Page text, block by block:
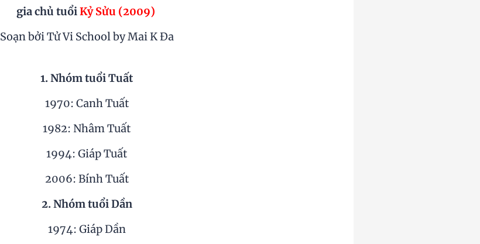
gia chủ tuổiKỷ Sửu (2009)
Soạn bởi Tử Vi School by Mai K Đa
1. Nhóm tuổi Tuất
1970: Canh Tuất
1982: Nhâm Tuất
1994: Giáp Tuất
2006: Bính Tuất
2. Nhóm tuổi Dần
1974: Giáp Dần